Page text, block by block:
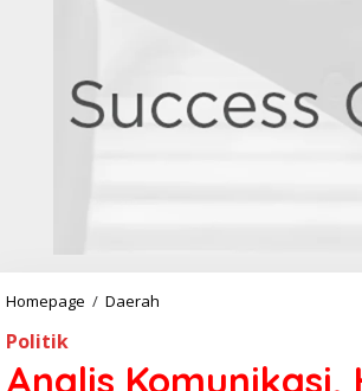
Homepage / Daerah
i
Politik
Analis Komunikasi,